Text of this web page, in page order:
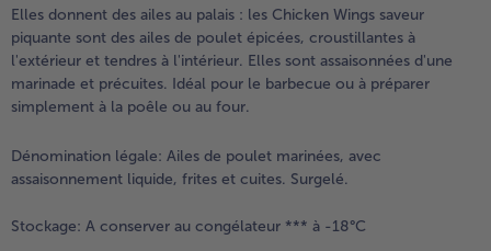
Elles donnent des ailes au palais : les Chicken Wings saveur
piquante sont des ailes de poulet épicées, croustillantes à
l'extérieur et tendres à l'intérieur. Elles sont assaisonnées d'une
marinade et précuites. Idéal pour le barbecue ou à préparer
simplement à la poêle ou au four.
Dénomination légale: Ailes de poulet marinées, avec
assaisonnement liquide, frites et cuites. Surgelé.
Stockage: A conserver au congélateur *** à -18°C